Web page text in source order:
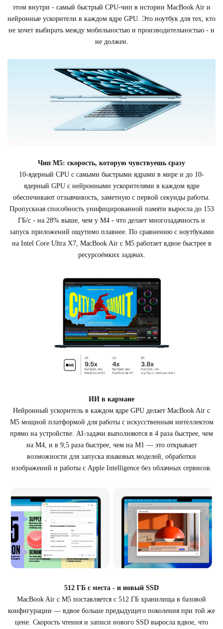
этом внутри - самый быстрый CPU-чип в истории MacBook Air и
нейронные ускорители в каждом ядре GPU. Это ноутбук для тех, кто
не хочет выбирать между мобильностью и производительностью - и
не должен.
Чип M5: скорость, которую чувствуешь сразу
10-ядерный CPU с самыми быстрыми ядрами в мире и до 10-
ядерный GPU с нейронными ускорителями в каждом ядре
обеспечивают отзывчивость, заметную с первой секунды работы.
Пропускная способность унифицированной памяти выросла до 153
ГБ/с - на 28% выше, чем у M4 - что делает многозадачность и
запуск приложений ощутимо плавнее. По сравнению с ноутбуками
на Intel Core Ultra X7, MacBook Air с M5 работает вдвое быстрее в
ресурсоёмких задачах.
ИИ в кармане
Нейронный ускоритель в каждом ядре GPU делает MacBook Air с
M5 мощной платформой для работы с искусственным интеллектом
прямо на устройстве. AI-задачи выполняются в 4 раза быстрее, чем
на M4, и в 9,5 раза быстрее, чем на M1 — это открывает
возможности для запуска языковых моделей, обработки
изображений и работы с Apple Intelligence без облачных сервисов.
512 ГБ с места - и новый SSD
MacBook Air с M5 поставляется с 512 ГБ хранилища в базовой
конфигурации — вдвое больше предыдущего поколения при той же
цене. Скорость чтения и записи нового SSD выросла вдвое, что